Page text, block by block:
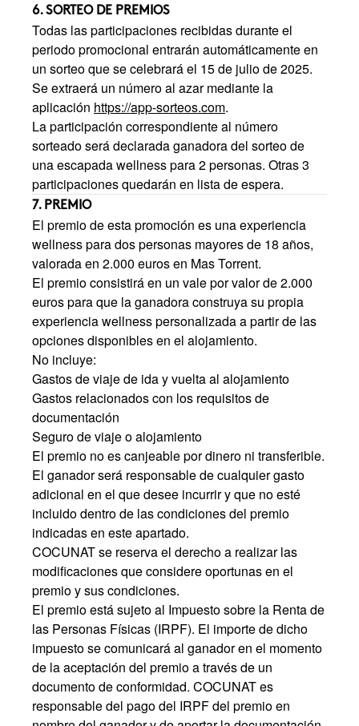
6. SORTEO DE PREMIOS
Todas las participaciones recibidas durante el
periodo promocional entrarán automáticamente en
un sorteo que se celebrará el 15 de julio de 2025.
Se extraerá un número al azar mediante la
aplicación https://app-sorteos.com.
La participación correspondiente al número
sorteado será declarada ganadora del sorteo de
una escapada wellness para 2 personas. Otras 3
participaciones quedarán en lista de espera.
7. PREMIO
El premio de esta promoción es una experiencia
wellness para dos personas mayores de 18 años,
valorada en 2.000 euros en Mas Torrent.
El premio consistirá en un vale por valor de 2.000
euros para que la ganadora construya su propia
experiencia wellness personalizada a partir de las
opciones disponibles en el alojamiento.
No incluye:
Gastos de viaje de ida y vuelta al alojamiento
Gastos relacionados con los requisitos de
documentación
Seguro de viaje o alojamiento
El premio no es canjeable por dinero ni transferible.
El ganador será responsable de cualquier gasto
adicional en el que desee incurrir y que no esté
incluido dentro de las condiciones del premio
indicadas en este apartado.
COCUNAT se reserva el derecho a realizar las
modificaciones que considere oportunas en el
premio y sus condiciones.
El premio está sujeto al Impuesto sobre la Renta de
las Personas Físicas (IRPF). El importe de dicho
impuesto se comunicará al ganador en el momento
de la aceptación del premio a través de un
documento de conformidad. COCUNAT es
responsable del pago del IRPF del premio en